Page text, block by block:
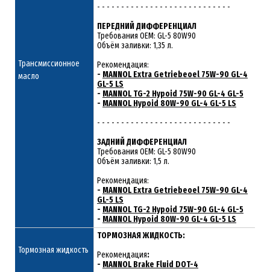
Трансмиссионное
масло
- - - - - - - - - - - - - - - - - - - - - - - - - - - -
ПЕРЕДНИЙ ДИФФЕРЕНЦИАЛ
Требования ОЕМ: GL-5 80W90
Объём заливки: 1,35 л.
Рекомендация:
- MANNOL Extra Getriebeoel 75W-90 GL-4
GL-5 LS
- MANNOL TG-2 Hypoid 75W-90 GL-4 GL-5
- MANNOL Hypoid 80W-90 GL-4 GL-5 LS
- - - - - - - - - - - - - - - - - - - - - - - - - - - -
ЗАДНИЙ ДИФФЕРЕНЦИАЛ
Требования ОЕМ: GL-5 80W90
Объём заливки: 1,5 л.
Рекомендация:
- MANNOL Extra Getriebeoel 75W-90 GL-4
GL-5 LS
- MANNOL TG-2 Hypoid 75W-90 GL-4 GL-5
- MANNOL Hypoid 80W-90 GL-4 GL-5 LS
Тормозная жидкость
ТОРМОЗНАЯ ЖИДКОСТЬ:
Рекомендация:
- MANNOL Brake Fluid DOT-4